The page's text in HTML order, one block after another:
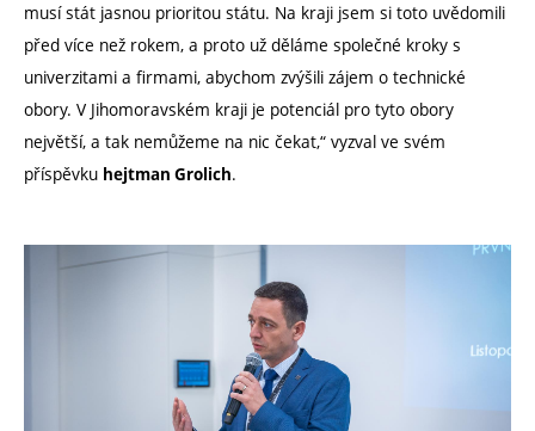
musí stát jasnou prioritou státu. Na kraji jsem si toto uvědomili
před více než rokem, a proto už děláme společné kroky s
univerzitami a firmami, abychom zvýšili zájem o technické
obory. V Jihomoravském kraji je potenciál pro tyto obory
největší, a tak nemůžeme na nic čekat,“ vyzval ve svém
příspěvku hejtman Grolich.